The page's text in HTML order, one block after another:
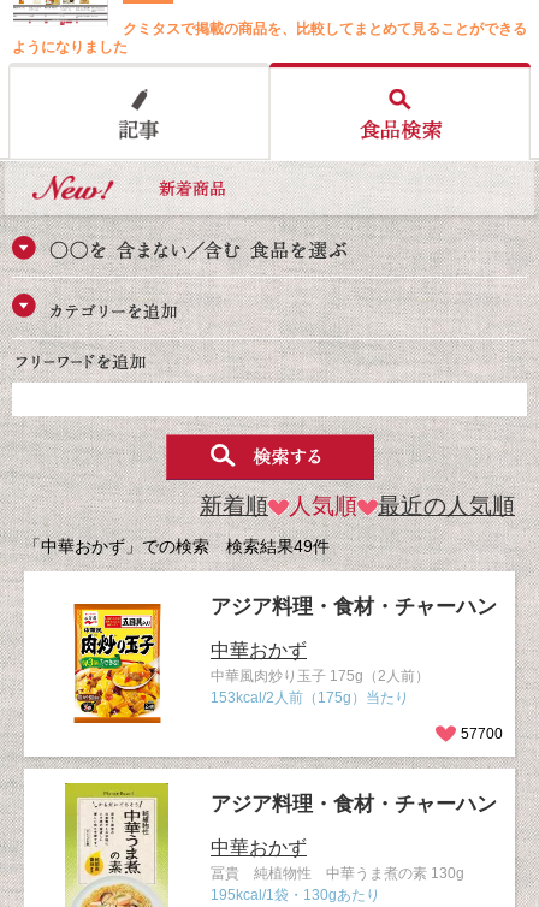
クミタスで掲載の商品を、比較してまとめて見ることができる
ようになりました
新着順 人気順 最近の人気順
「中華おかず」での検索 検索結果49件
アジア料理・食材・チャーハン
中華おかず
中華風肉炒り玉子 175g（2人前）
153kcal/2人前（175g）当たり
57700
アジア料理・食材・チャーハン
中華おかず
冨貴 純植物性 中華うま煮の素 130g
195kcal/1袋・130gあたり